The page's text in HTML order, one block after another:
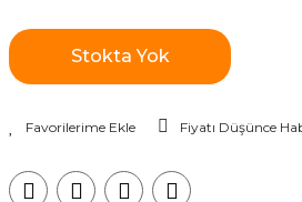
Stokta Yok
Fiyatı Düşünce